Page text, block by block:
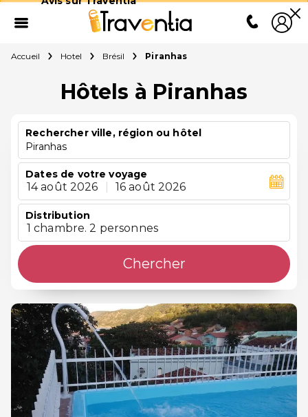
Accueil Hotel Brésil Piranhas
Hôtels à Piranhas
Rechercher ville, région ou hôtel
Piranhas
Dates de votre voyage
14 août 2026 16 août 2026
Distribution
1 chambre. 2 personnes
Chercher